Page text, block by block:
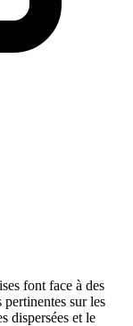
font face à des
sur les
dispersées et le